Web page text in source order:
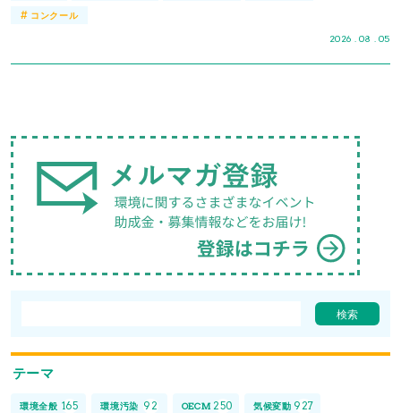
2026 . 08 . 05
# コンクール
テーマ
環境全般 165 環境汚染 92 OECM 250 気候変動 927